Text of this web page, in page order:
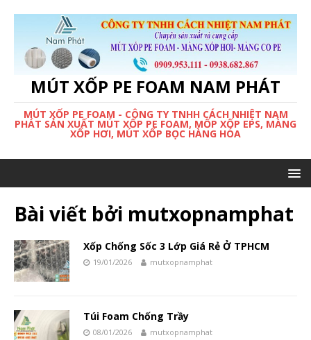
MÚT XỐP PE FOAM NAM PHÁT
MÚT XỐP PE FOAM - CÔNG TY TNHH CÁCH NHIỆT NAM
PHÁT SẢN XUẤT MÚT XỐP PE FOAM, MỐP XỐP EPS, MÀNG
XỐP HƠI, MÚT XỐP BỌC HÀNG HÓA
Bài viết bởi mutxopnamphat
Xốp Chống Sốc 3 Lớp Giá Rẻ Ở TPHCM
19/01/2026 mutxopnamphat
Túi Foam Chống Trầy
08/01/2026 mutxopnamphat